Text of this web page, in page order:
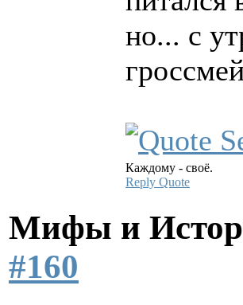
но... с
Каждому - своё.
Reply Quote
Мифы и
#160